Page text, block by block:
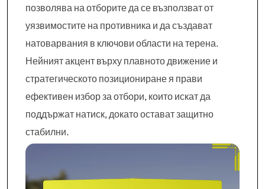
позволява на отборите да се възползват от
уязвимостите на противника и да създават
натоварвания в ключови области на терена.
Нейният акцент върху плавното движение и
стратегическото позициониране я прави
ефективен избор за отбори, които искат да
поддържат натиск, докато остават защитно
стабилни.